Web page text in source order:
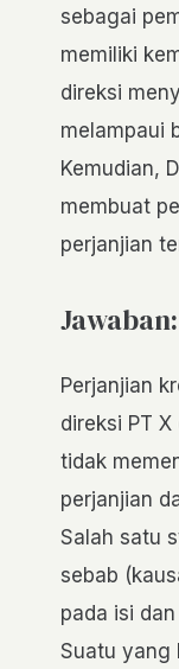
sebagai
memiliki
direksi
melampaui
Kemudian,
membuat
perjanjian
Jawaban:
Perjanjian
direksi PT
tidak
perjanjian
Salah satu
sebab
pada isi
Suatu yang